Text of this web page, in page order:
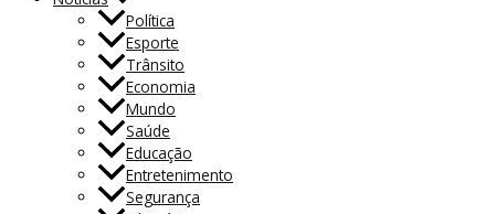
Política
Esporte
Trânsito
Economia
Mundo
Saúde
Educação
Entretenimento
Segurança